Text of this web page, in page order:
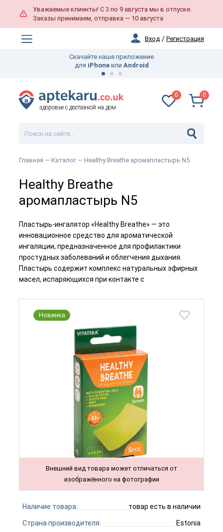
Уважаемые клиенты! С 3 по 9 августа мы в отпуске.
Заказы принимаем, отправка — 10 августа
Вход / Регистрация
Скачайте наше приложение
для iPhone или Android
здоровье с доставкой на дом
0 0
Главная — Каталог — Healthy Breathe аромапластырь N5
Healthy Breathe
аромапластырь N5
Пластырь-ингалятор «Healthy Breathe» — это
инновационное средство для ароматической
ингаляции, предназначенное для профилактики
простудных заболеваний и облегчения дыхания.
Пластырь содержит комплекс натуральных эфирных
масел, испаряющихся при контакте с
Новинка
Внешний вид товара может отличаться от
изображённого на фотографии
Наличие товара: товар есть в наличии
Страна производителя: Estonia